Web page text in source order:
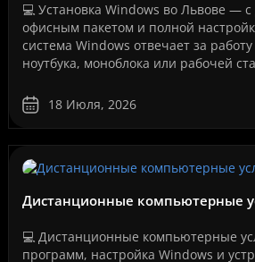
💻 Установка Windows во Львове —
офисным пакетом и полной
система Windows отвечает за
ноутбука, моноблока или рабочей
если система у..
18 Июля, 2026
Дистанционные компьютерные
💻 Дистанционные компьютерные
программ, настройка Windows и